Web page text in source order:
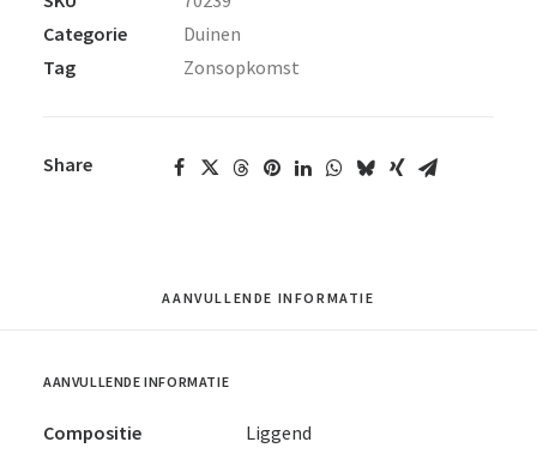
Categorie
Duinen
Tag
Zonsopkomst
Share
AANVULLENDE INFORMATIE
AANVULLENDE INFORMATIE
Compositie
Liggend